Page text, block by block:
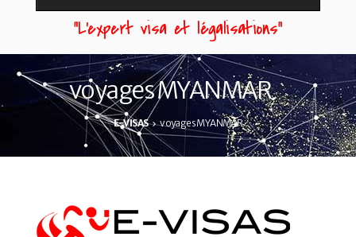
“L'expert visa et légalisations”
voyages MYANMAR
E-VISAS voyages MYANMAR